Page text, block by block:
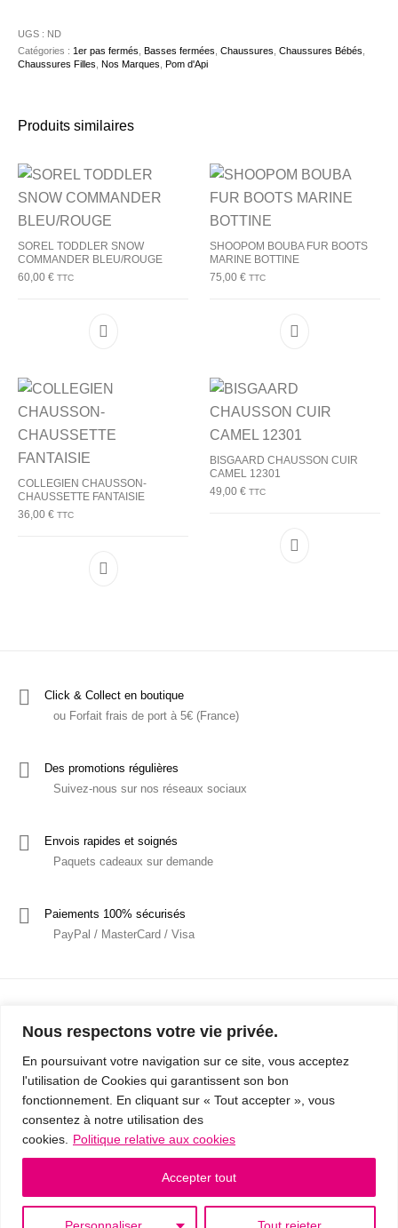
Nous respectons votre vie privée.
En poursuivant votre navigation sur ce site, vous acceptez
l'utilisation de Cookies qui garantissent son bon
fonctionnement. En cliquant sur « Tout accepter », vous
consentez à notre utilisation des
cookies.
Politique relative aux cookies
Personnaliser Tout rejeter
Accepter tout
UGS : ND
Catégories : 1er pas fermés ,Basses fermées ,Chaussures ,Chaussures Bébés
Chaussures Filles ,Nos Marques ,Pom d'Api
Produits similaires
SOREL TODDLER SNOW
COMMANDER BLEU/ROUGE
60,00€ TTC
Ce produit a plusieurs variations. Les options
SHOOPOM BOUBA FUR BOOTS
MARINE BOTTINE
75,00 € TTC
Ce produit a
COLLEGIEN CHAUSSON-
CHAUSSETTE FANTAISIE
36,00€ TTC
Ce produit a plusieurs variations. Les options
BISGAARD CHAUSSON CUIR
CAMEL 12301
49,00 € TTC
Ce produit a
Click & Collect en boutique
ou Forfait frais de port à 5€ (France)
Des promotions régulières
Suivez-nous sur nos réseaux sociaux
Envois rapides et soignés
Paquets cadeaux sur demande
Paiements 100% sécurisés
PayPal / MasterCard / Visa
Mentions Légales
Politique de confidentialité / RGPD
Conditions Générales de Vente
© 2019 - Cousins & Cousines